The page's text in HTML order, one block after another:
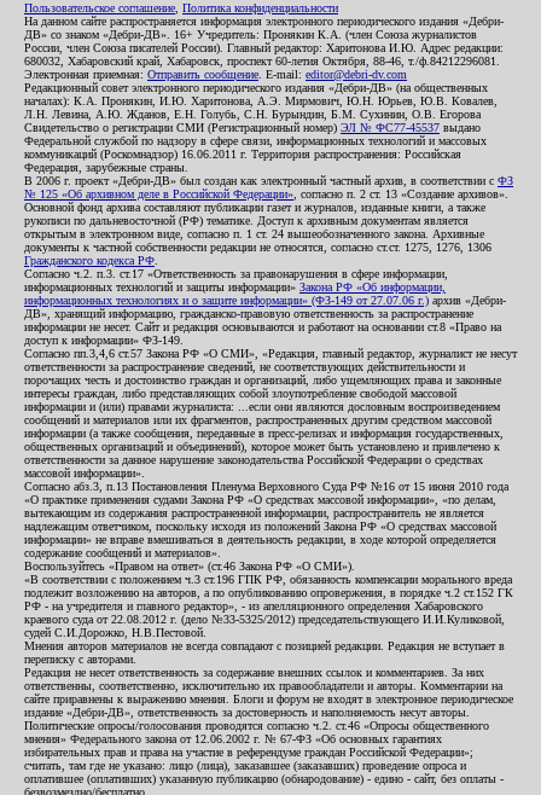
Пользовательское соглашение Политика конфиденциальности
На данном сайте распространяется информация электронного периодического издания «Дебри-
ДВ» со знаком «Дебри-ДВ». 16+ Учредитель: Пронякин К.А. (член Союза журналистов
России, член Союза писателей России). Главный редактор: Харитонова И.Ю. Адрес редакции:
680032, Хабаровский край, Хабаровск, проспект 60-летия Октября, 88-46, т./ф.84212296081.
Электронная приемная: Отправить сообщение . E-mail: editor@debri-dv.com
Редакционный совет электронного периодического издания «Дебри-ДВ» (на общественных
началах): К.А. Пронякин, И.Ю. Харитонова, А.Э. Мирмович, Ю.Н. Юрьев, Ю.В. Ковалев,
Л.Н. Левина, А.Ю. Жданов, Е.Н. Голубь, С.Н. Бурындин, Б.М. Сухинин, О.В. Егорова
Свидетельство о регистрации СМИ (Регистрационный номер) ЭЛ № ФС77-45537 выдано
Федеральной службой по надзору в сфере связи, информационных технологий и массовых
коммуникаций (Роскомнадзор) 16.06.2011 г. Территория распространения: Российская
Федерация, зарубежные страны.
В 2006 г. проект «Дебри-ДВ» был создан как электронный частный архив, в соответствии с ФЗ
№ 125 «Об архивном деле в Российской Федерации» , согласно п. 2 ст. 13 «Создание архивов».
Основной фонд архива составляют публикации газет и журналов, изданные книги, а также
рукописи по дальневосточной (РФ) тематике. Доступ к архивным документам является
открытым в электронном виде, согласно п. 1 ст. 24 вышеобозначенного закона. Архивные
документы к частной собственности редакции не относятся, согласно ст.ст. 1275, 1276, 1306
Гражданского кодекса РФ
Согласно ч.2. п.3. ст.17 «Ответственность за правонарушения в сфере информации,
информационных технологий и защиты информации» Закона РФ «Об информации,
информационных технологиях и о защите информации» (ФЗ-149 от 27.07.06 г.) архив «Дебри-
ДВ», хранящий информацию, гражданско-правовую ответственность за распространение
информации не несет. Сайт и редакция основываются и работают на основании ст.8 «Право на
доступ к информации» ФЗ-149.
Согласно пп.3,4,6 ст.57 Закона РФ «О СМИ», «Редакция, главный редактор, журналист не несут
ответственности за распространение сведений, не соответствующих действительности и
порочащих честь и достоинство граждан и организаций, либо ущемляющих права и законные
интересы граждан, либо представляющих собой злоупотребление свободой массовой
информации и (или) правами журналиста: ...если они являются дословным воспроизведением
сообщений и материалов или их фрагментов, распространенных другим средством массовой
информации (а также сообщения, переданные в пресс-релизах и информация государственных,
общественных организаций и объединений), которое может быть установлено и привлечено к
ответственности за данное нарушение законодательства Российской Федерации о средствах
массовой информации».
Согласно абз.3, п.13 Постановления Пленума Верховного Суда РФ №16 от 15 июня 2010 года
«О практике применения судами Закона РФ «О средствах массовой информации», «по делам,
вытекающим из содержания распространенной информации, распространитель не является
надлежащим ответчиком, поскольку исходя из положений Закона РФ «О средствах массовой
информации» не вправе вмешиваться в деятельность редакции, в ходе которой определяется
содержание сообщений и материалов».
Воспользуйтесь «Правом на ответ» (ст.46 Закона РФ «О СМИ»).
«В соответствии с положением ч.3 ст.196 ГПК РФ, обязанность компенсации морального вреда
подлежит возложению на авторов, а по опубликованию опровержения, в порядке ч.2 ст.152 ГК
РФ - на учредителя и главного редактор», - из апелляционного определения Хабаровского
краевого суда от 22.08.2012 г. (дело №33-5325/2012) председательствующего И.И.Куликовой,
судей С.И.Дорожко, Н.В.Пестовой.
Мнения авторов материалов не всегда совпадают с позицией редакции. Редакция не вступает в
переписку с авторами.
Редакция не несет ответственность за содержание внешних ссылок и комментариев. За них
ответственны, соответственно, исключительно их правообладатели и авторы. Комментарии на
сайте приравнены к выражению мнения. Блоги и форум не входят в электронное периодическое
издание «Дебри-ДВ», ответственность за достоверность и наполняемость несут авторы.
Политические опросы/голосования проводятся согласно ч.2. ст.46 «Опросы общественного
мнения» Федерального закона от 12.06.2002 г. № 67-ФЗ «Об основных гарантиях
избирательных прав и права на участие в референдуме граждан Российской Федерации»;
считать, там где не указано: лицо (лица), заказавшее (заказавших) проведение опроса и
оплатившее (оплативших) указанную публикацию (обнародование) - едино - сайт, без оплаты -
безвозмездно/бесплатно.